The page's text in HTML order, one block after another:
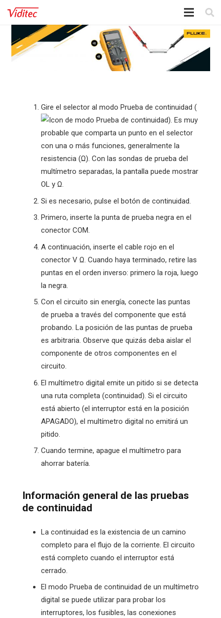
Gire el selector al modo Prueba de continuidad (
). Es muy
probable que comparta un punto en el selector
con una o más funciones, generalmente la
resistencia (Ω). Con las sondas de prueba del
multímetro separadas, la pantalla puede mostrar
OL y Ω.
Si es necesario, pulse el botón de continuidad.
Primero, inserte la punta de prueba negra en el
conector COM.
A continuación, inserte el cable rojo en el
conector V Ω. Cuando haya terminado, retire las
puntas en el orden inverso: primero la roja, luego
la negra.
Con el circuito sin energía, conecte las puntas
de prueba a través del componente que está
probando. La posición de las puntas de prueba
es arbitraria. Observe que quizás deba aislar el
componente de otros componentes en el
circuito.
El multímetro digital emite un pitido si se detecta
una ruta completa (continuidad). Si el circuito
está abierto (el interruptor está en la posición
APAGADO), el multímetro digital no emitirá un
pitido.
Cuando termine, apague el multímetro para
ahorrar batería.
Información general de las pruebas
de continuidad
La continuidad es la existencia de un camino
completo para el flujo de la corriente. El circuito
está completo cuando el interruptor está
cerrado.
El modo Prueba de continuidad de un multímetro
digital se puede utilizar para probar los
interruptores, los fusibles, las conexiones